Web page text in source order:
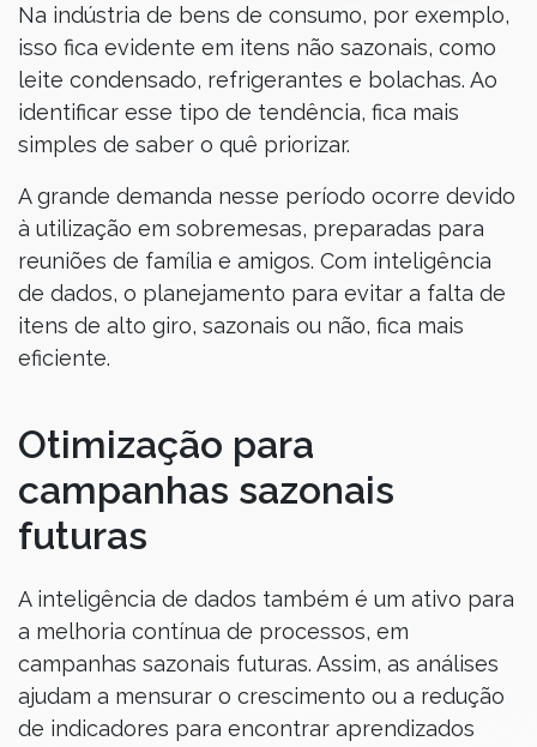
Na indústria de bens de consumo, por exemplo,
isso fica evidente em itens não sazonais, como
leite condensado, refrigerantes e bolachas. Ao
identificar esse tipo de tendência, fica mais
simples de saber o quê priorizar.
A grande demanda nesse período ocorre devido
à utilização em sobremesas, preparadas para
reuniões de família e amigos. Com inteligência
de dados, o planejamento para evitar a falta de
itens de alto giro, sazonais ou não, fica mais
eficiente.
Otimização para
campanhas sazonais
futuras
A inteligência de dados também é um ativo para
a melhoria contínua de processos, em
campanhas sazonais futuras. Assim, as análises
ajudam a mensurar o crescimento ou a redução
de indicadores para encontrar aprendizados